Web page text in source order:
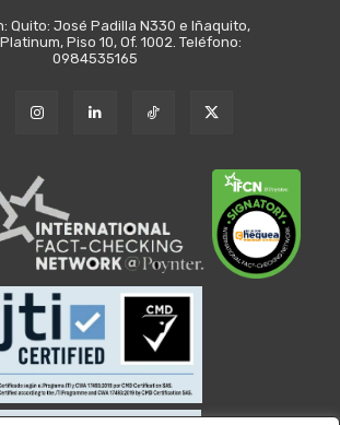
Quito: José Padilla N330 e Iñaquito,
Piso 10, Of. 1002. Teléfono:
0984535165